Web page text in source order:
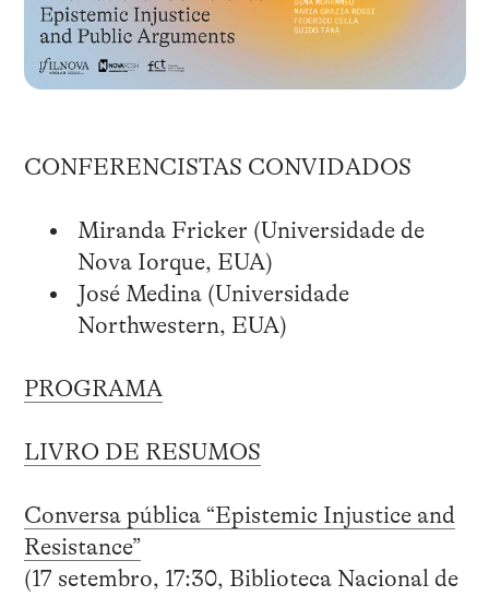
CONFERENCISTAS CONVIDADOS
Miranda Fricker (Universidade de
Nova Iorque, EUA)
José Medina (Universidade
Northwestern, EUA)
PROGRAMA
LIVRO DE RESUMOS
Conversa pública “Epistemic Injustice and
Resistance”
(17 setembro, 17:30, Biblioteca Nacional de